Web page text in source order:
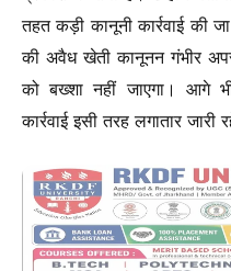
तहत कड़ी कानूनी कार्रवाई की
की अवैध खेती कानूनन गंभीर
को बख्शा नहीं जाएगा। आगे
कार्रवाई इसी तरह लगातार जारी